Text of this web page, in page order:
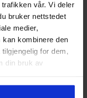
vår. Vi deler
bruker nettstedet
medier,
kombinere den
for dem,
din bruk av